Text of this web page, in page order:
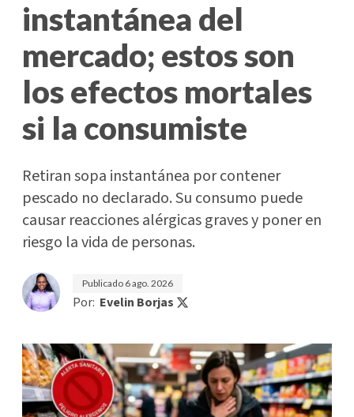
instantánea del
mercado; estos son
los efectos mortales
si la consumiste
Retiran sopa instantánea por contener
pescado no declarado. Su consumo puede
causar reacciones alérgicas graves y poner en
riesgo la vida de personas.
Publicado 6 ago. 2026
Por: Evelin Borjas